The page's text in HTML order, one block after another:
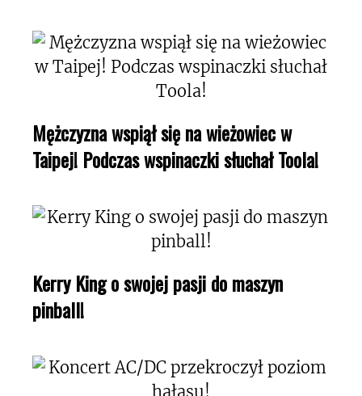
Mężczyzna wspiął się na wieżowiec w
Taipej! Podczas wspinaczki słuchał Toola!
Kerry King o swojej pasji do maszyn
pinball!